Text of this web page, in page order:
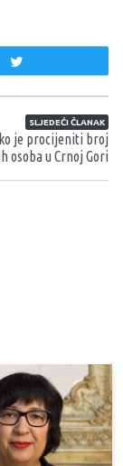
SLJEDEĆI ČLANAK
je procijeniti broj
osoba u Crnoj Gori